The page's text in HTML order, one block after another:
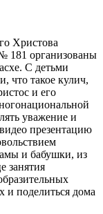
Христова
181 организованы
С детьми
что такое кулич,
и его
уважение и
презентацию
и бабушки, из
занятия
и поделиться дома